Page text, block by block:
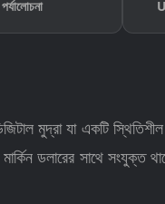
পর্যালোচনা
মুদ্রা যা একটি
ডলারের সাথে সংযুক্ত